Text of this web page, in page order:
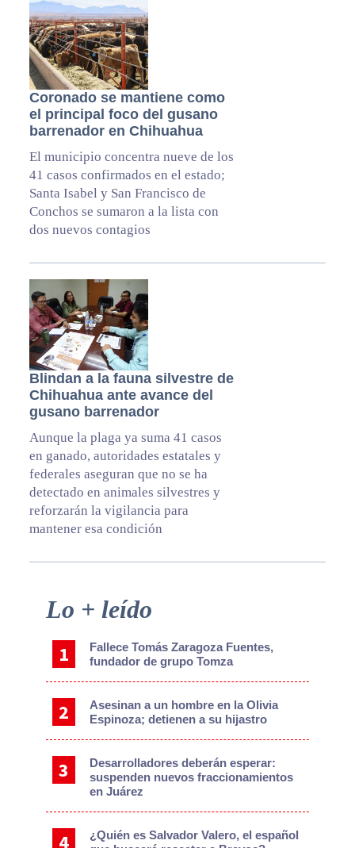
Coronado se mantiene como
el principal foco del gusano
barrenador en Chihuahua
El municipio concentra nueve de los
41 casos confirmados en el estado;
Santa Isabel y San Francisco de
Conchos se sumaron a la lista con
dos nuevos contagios
Blindan a la fauna silvestre de
Chihuahua ante avance del
gusano barrenador
Aunque la plaga ya suma 41 casos
en ganado, autoridades estatales y
federales aseguran que no se ha
detectado en animales silvestres y
reforzarán la vigilancia para
mantener esa condición
Primary
Lo + leído
Fallece Tomás Zaragoza Fuentes,
fundador de grupo Tomza
Asesinan a un hombre en la Olivia
Espinoza; detienen a su hijastro
Desarrolladores deberán esperar:
suspenden nuevos fraccionamientos
en Juárez
¿Quién es Salvador Valero, el español